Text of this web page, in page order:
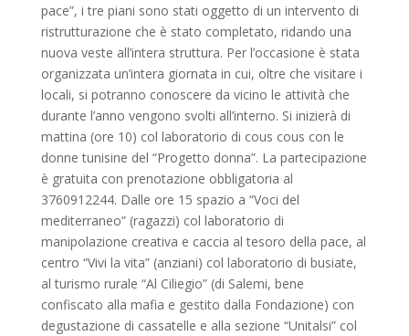
pace”, i tre piani sono stati oggetto di un intervento di
ristrutturazione che è stato completato, ridando una
nuova veste all’intera struttura. Per l’occasione è stata
organizzata un’intera giornata in cui, oltre che visitare i
locali, si potranno conoscere da vicino le attività che
durante l’anno vengono svolti all’interno. Si inizierà di
mattina (ore 10) col laboratorio di cous cous con le
donne tunisine del “Progetto donna”. La partecipazione
è gratuita con prenotazione obbligatoria al
3760912244. Dalle ore 15 spazio a “Voci del
mediterraneo” (ragazzi) col laboratorio di
manipolazione creativa e caccia al tesoro della pace, al
centro “Vivi la vita” (anziani) col laboratorio di busiate,
al turismo rurale “Al Ciliegio” (di Salemi, bene
confiscato alla mafia e gestito dalla Fondazione) con
degustazione di cassatelle e alla sezione “Unitalsi” col